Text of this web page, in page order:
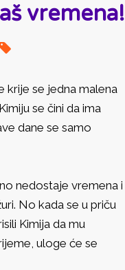
vremena!
krije se jedna malena
se čini da ima
dane se samo
nedostaje vremena i
No kada se u priču
Kimija da mu
uloge će se